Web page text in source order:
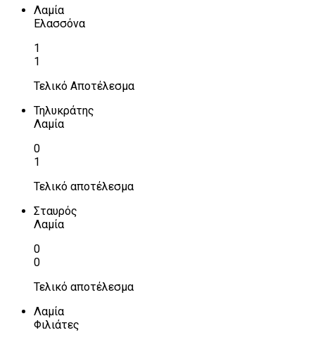
Λαμία
Ελασσόνα
1
1
Τελικό Αποτέλεσμα
Τηλυκράτης
Λαμία
0
1
Τελικό αποτέλεσμα
Σταυρός
Λαμία
0
0
Τελικό αποτέλεσμα
Λαμία
Φιλιάτες